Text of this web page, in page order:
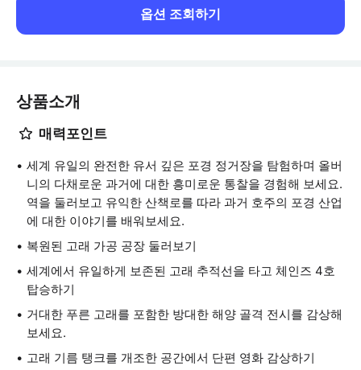
옵션 조회하기
상품소개
매력포인트
세계 유일의 완전한 유서 깊은 포경 정거장을 탐험하며 올버
니의 다채로운 과거에 대한 흥미로운 통찰을 경험해 보세요.
역을 둘러보고 유익한 산책로를 따라 과거 호주의 포경 산업
에 대한 이야기를 배워보세요.
복원된 고래 가공 공장 둘러보기
세계에서 유일하게 보존된 고래 추적선을 타고 체인즈 4호
탑승하기
거대한 푸른 고래를 포함한 방대한 해양 골격 전시를 감상해
보세요.
고래 기름 탱크를 개조한 공간에서 단편 영화 감상하기